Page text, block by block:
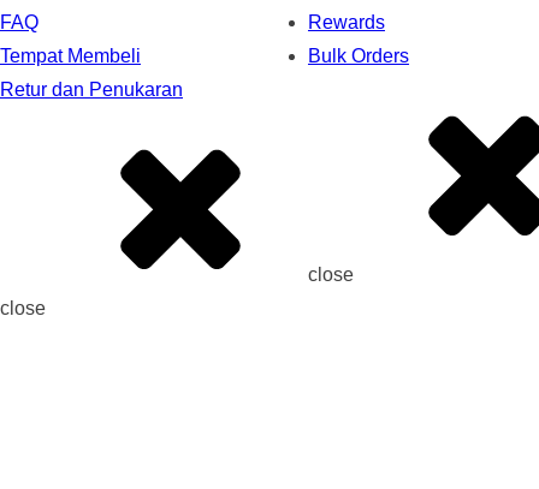
FAQ
Tempat Membeli
Retur dan Penukaran
close
Rewards
Bulk Orders
close